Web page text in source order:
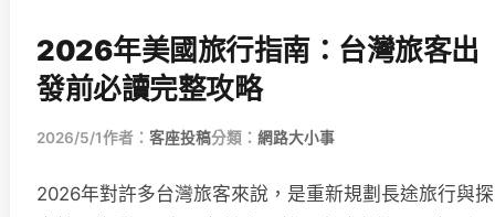
2026年美國旅行指南：台灣旅客出
發前必讀完整攻略
2026/5/1作者： 客座投稿分類： 網路大小事
2026年對許多台灣旅客來說，是重新規劃長途旅行與探